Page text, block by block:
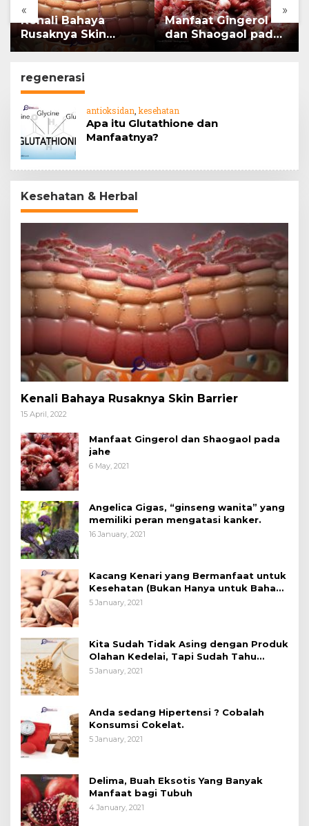
« »
Kenali Bahaya
Rusaknya Skin
Barrier
Manfaat Gingerol
dan Shaogaol pada
regenerasi
antioksidan kesehatan
Apa itu Glutathione dan
Manfaatnya?
Kesehatan & Herbal
Kenali Bahaya Rusaknya Skin Barrier
15 April, 2022
Manfaat Gingerol dan Shaogaol pada
jahe
6 May, 2021
Angelica Gigas, “ginseng wanita” yang
memiliki peran mengatasi kanker.
16 January, 2021
Kacang Kenari yang Bermanfaat untuk
Kesehatan (Bukan Hanya untuk Bahan
Kue)
5 January, 2021
Kita Sudah Tidak Asing dengan Produk
Olahan Kedelai, Tapi Sudah Tahu
Manfaatnya untuk Kesehatan?
5 January, 2021
Anda sedang Hipertensi ? Cobalah
Konsumsi Cokelat.
5 January, 2021
Delima, Buah Eksotis Yang Banyak
Manfaat bagi Tubuh
4 January, 2021